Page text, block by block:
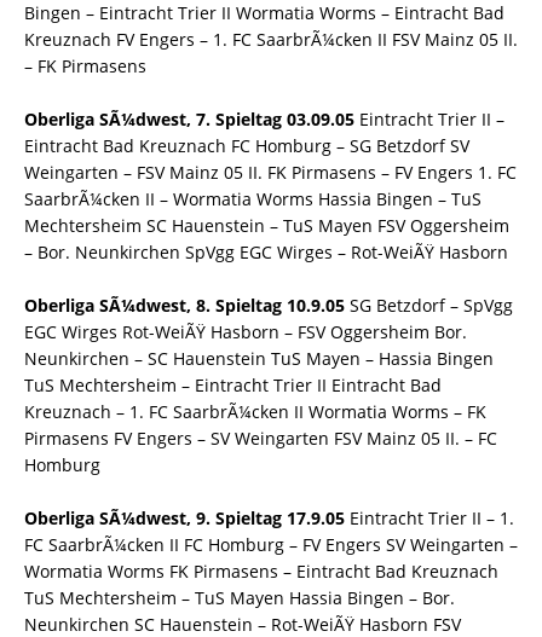
Bingen – Eintracht Trier II Wormatia Worms – Eintracht Bad
Kreuznach FV Engers – 1. FC SaarbrÃ¼cken II FSV Mainz 05 II.
– FK Pirmasens
Oberliga SÃ¼dwest, 7. Spieltag 03.09.05 Eintracht Trier II –
Eintracht Bad Kreuznach FC Homburg – SG Betzdorf SV
Weingarten – FSV Mainz 05 II. FK Pirmasens – FV Engers 1. FC
SaarbrÃ¼cken II – Wormatia Worms Hassia Bingen – TuS
Mechtersheim SC Hauenstein – TuS Mayen FSV Oggersheim
– Bor. Neunkirchen SpVgg EGC Wirges – Rot-WeiÃŸ Hasborn
Oberliga SÃ¼dwest, 8. Spieltag 10.9.05 SG Betzdorf – SpVgg
EGC Wirges Rot-WeiÃŸ Hasborn – FSV Oggersheim Bor.
Neunkirchen – SC Hauenstein TuS Mayen – Hassia Bingen
TuS Mechtersheim – Eintracht Trier II Eintracht Bad
Kreuznach – 1. FC SaarbrÃ¼cken II Wormatia Worms – FK
Pirmasens FV Engers – SV Weingarten FSV Mainz 05 II. – FC
Homburg
Oberliga SÃ¼dwest, 9. Spieltag 17.9.05 Eintracht Trier II – 1.
FC SaarbrÃ¼cken II FC Homburg – FV Engers SV Weingarten –
Wormatia Worms FK Pirmasens – Eintracht Bad Kreuznach
TuS Mechtersheim – TuS Mayen Hassia Bingen – Bor.
Neunkirchen SC Hauenstein – Rot-WeiÃŸ Hasborn FSV